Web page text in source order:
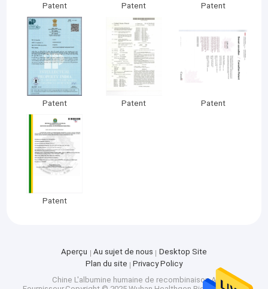
Patent Patent Patent
Patent Patent Patent
Patent
Aperçu Au sujet de nous
Desktop Site
Plan du site
Privacy Policy
Chine L'albumine humaine de recombinaison A